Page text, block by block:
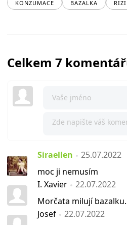
KONZUMACE BAZALKA
Celkem 7
Siraellen
25.07.2022
moc ji nemusím
I. Xavier
22.07.2022
Morčata milují bazalku.
Josef
22.07.2022